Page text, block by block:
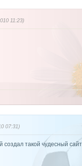
11:23)
07:31)
создал такой чудесный